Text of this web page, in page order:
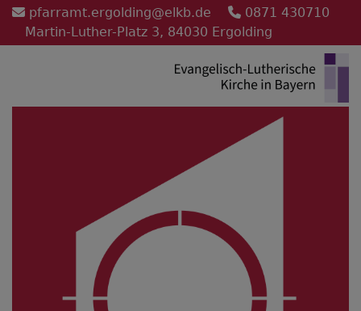
Direkt
zum
Inhalt
pfarramt.ergolding@elkb.de
0871 430710
Martin-Luther-Platz 3, 84030 Ergolding